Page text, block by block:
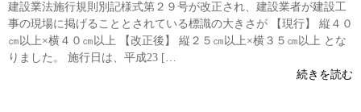
建設業法施行規則別記様式第２９号が改正され、建設業者が建設工
事の現場に掲げることとされている標識の大きさが 【現行】 縦４０
㎝以上×横４０㎝以上 【改正後】 縦２５㎝以上×横３５㎝以上 とな
りました。 施行日は、平成23 […
続きを読む